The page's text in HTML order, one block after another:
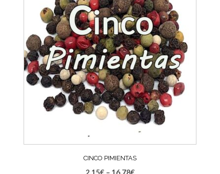
CINCO PIMIENTAS
2,15€ – 16,78€